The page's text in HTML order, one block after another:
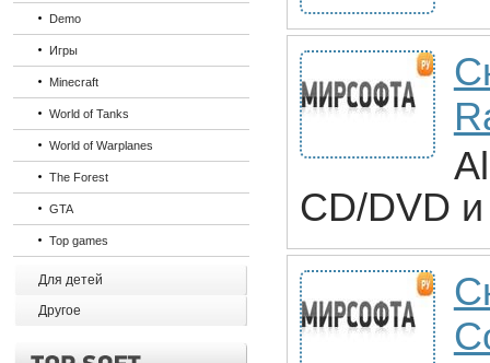
Demo
Игры
Minecraft
World of Tanks
World of Warplanes
The Forest
GTA
Top games
Для детей
Другое
CD/DVD